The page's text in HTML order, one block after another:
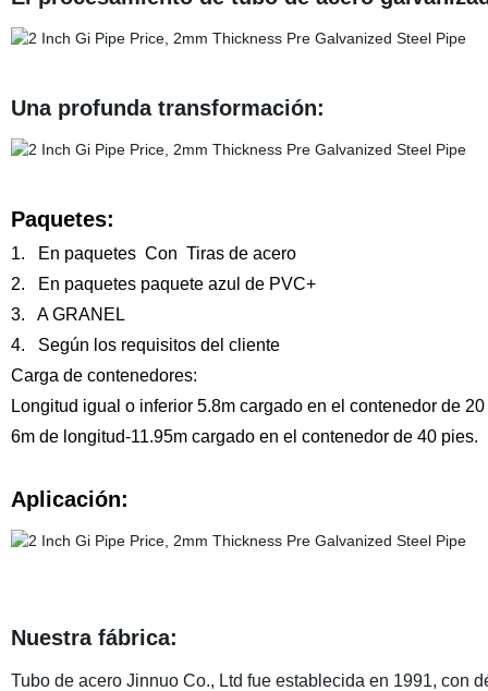
Una profunda transformación:
Paquetes:
1. En paquetes Con Tiras de acero
2. En paquetes paquete azul de PVC+
3. A GRANEL
4. Según los requisitos del cliente
Carga de contenedores:
Longitud igual o inferior 5.8m cargado en el contenedor de
6m de longitud-11.95m cargado en el contenedor de 40 pies.
Aplicación:
Nuestra fábrica:
Tubo de acero Jinnuo Co., Ltd fue establecida en 1991, con